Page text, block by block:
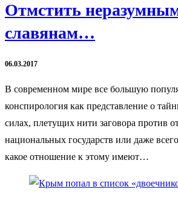
Отмстить
славянам…
06.03.2017
В современном мире все большую
конспирология как представление о
силах, плетущих нити заговора против
национальных государств или даже
какое отношение к этому имеют…